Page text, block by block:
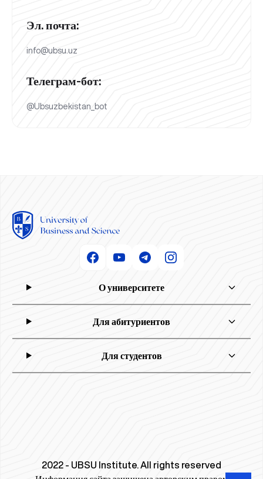
Эл. почта:
info@ubsu.uz
Телеграм-бот:
@Ubsuzbekistan_bot
О университете
Для абитуриентов
Для студентов
2022 - UBSU Institute. All rights reserved